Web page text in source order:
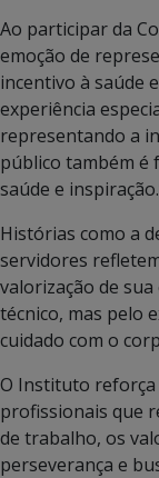
Ao participar da
emoção de
incentivo à saúde
experiência
representando a
público também é
saúde e
Histórias como a
servidores
valorização de
técnico, mas pelo
cuidado com o
O Instituto
profissionais que
de trabalho, os
perseverança e